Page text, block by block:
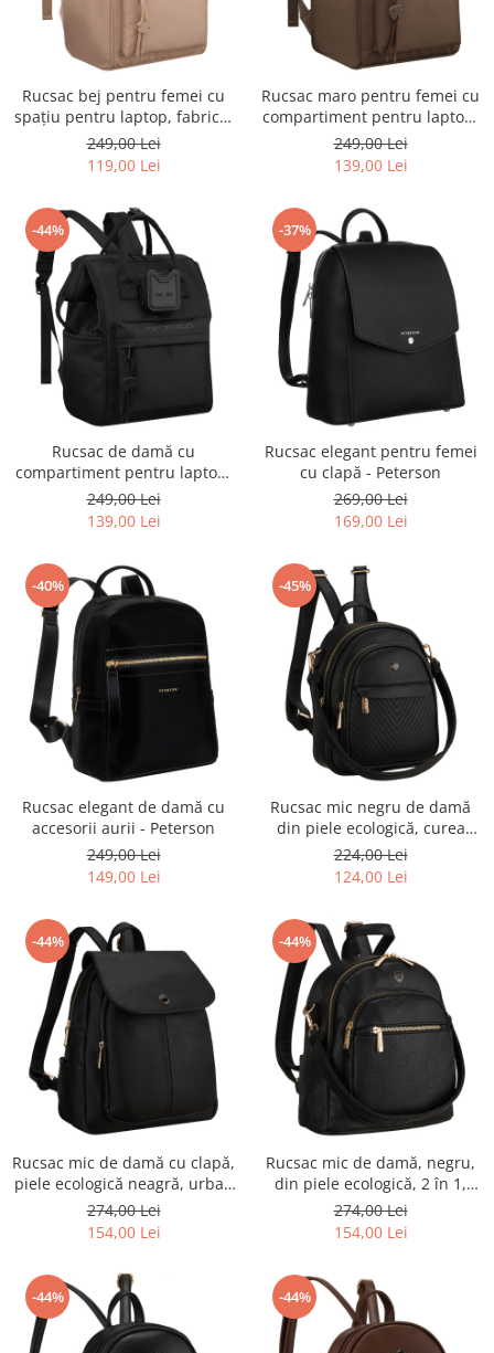
Rucsac bej pentru femei cu
spațiu pentru laptop, fabricat
din poliester, cu un singur
compartiment - Peterson
249,00 Lei
119,00 Lei
Rucsac maro pentru femei cu
compartiment pentru laptop,
confecționat din poliester și
închidere cu fermoar -
Peterson
249,00 Lei
139,00 Lei
-44%
Rucsac de damă cu
compartiment pentru laptop,
fabricat din poliester negru -
Peterson
249,00 Lei
139,00 Lei
-37%
Rucsac elegant pentru femei
cu clapă - Peterson
269,00 Lei
169,00 Lei
-40%
Rucsac elegant de damă cu
accesorii aurii - Peterson
249,00 Lei
149,00 Lei
-45%
Rucsac mic negru de damă
din piele ecologică, curea
elegantă de umăr, geantă 2 în
1 - Peterson
224,00 Lei
124,00 Lei
-44%
Rucsac mic de damă cu clapă,
piele ecologică neagră, urban
- Peterson PTR-PTN MBP-14-
F19
274,00 Lei
154,00 Lei
-44%
Rucsac mic de damă, negru,
din piele ecologică, 2 în 1,
geantă de umăr, la modă,
urbană - Peterson PTR-PTN
MBP-01-F19
274,00 Lei
154,00 Lei
-44% -44%